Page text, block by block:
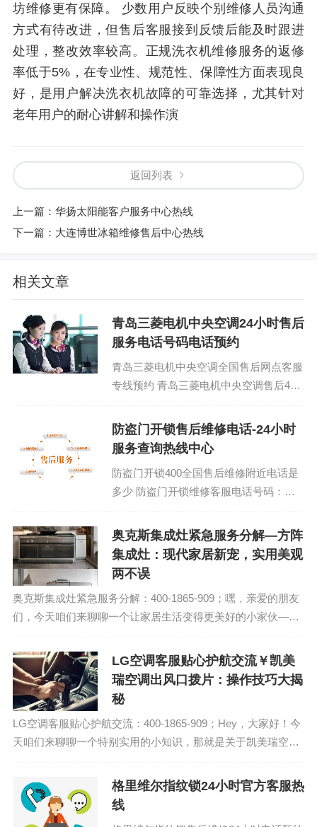
坊维修更有保障。 少数用户反映个别维修人员沟通
方式有待改进，但售后客服接到反馈后能及时跟进
处理，整改效率较高。正规洗衣机维修服务的返修
率低于5%，在专业性、规范性、保障性方面表现良
好，是用户解决洗衣机故障的可靠选择，尤其针对
老年用户的耐心讲解和操作演
返回列表
上一篇： 华扬太阳能客户服务中心热线
下一篇： 大连博世冰箱维修售后中心热线
相关文章
青岛三菱电机中央空调24小时售后
服务电话号码电话预约
青岛三菱电机中央空调全国售后网点客服
专线预约 青岛三菱电机中央空调售后400
央空调售后...
防盗门开锁售后维修电话-24小时
服务查询热线中心
防盗门开锁400全国售后维修附近电话是
多少 防盗门开锁维修客服电话号码：
修电话:...
奥克斯集成灶紧急服务分解—方阵
集成灶：现代家居新宠，实用美观
两不误
奥克斯集成灶紧急服务分解：400-1865-909；嘿，亲爱的朋友
们，今天咱们来聊聊一个让家居生活变得更美好的小家伙——
吗？哈哈，别小看了它，现在...
LG空调客服贴心护航交流￥凯美
瑞空调出风口拨片：操作技巧大揭
秘
LG空调客服贴心护航交流：400-1865-909；Hey，大家好！今
天咱们来聊聊一个特别实用的小知识，那就是关于凯美瑞空调
肯定都对这一点感兴趣吧...
格里维尔指纹锁24小时官方客服热
线